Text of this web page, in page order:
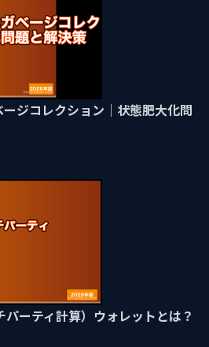
ジコレクション｜状態肥大化問
ーティ計算）ウォレットとは？